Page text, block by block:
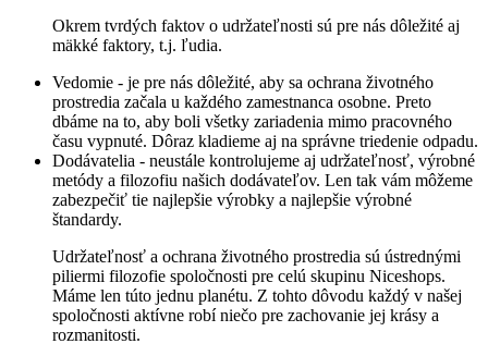
Okrem tvrdých faktov o udržateľnosti sú pre nás dôležité aj
mäkké faktory, t.j. ľudia.
Vedomie - je pre nás dôležité, aby sa ochrana životného
prostredia začala u každého zamestnanca osobne. Preto
dbáme na to, aby boli všetky zariadenia mimo pracovného
času vypnuté. Dôraz kladieme aj na správne triedenie odpadu.
Dodávatelia - neustále kontrolujeme aj udržateľnosť, výrobné
metódy a filozofiu našich dodávateľov. Len tak vám môžeme
zabezpečiť tie najlepšie výrobky a najlepšie výrobné
štandardy.
Udržateľnosť a ochrana životného prostredia sú ústrednými
piliermi filozofie spoločnosti pre celú skupinu Niceshops.
Máme len túto jednu planétu. Z tohto dôvodu každý v našej
spoločnosti aktívne robí niečo pre zachovanie jej krásy a
rozmanitosti.